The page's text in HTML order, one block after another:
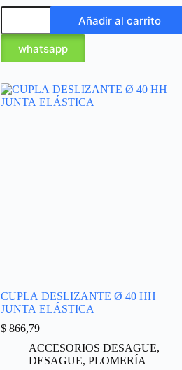
Añadir al carrito
whatsapp
CUPLA DESLIZANTE Ø 40 HH
JUNTA ELÁSTICA
$866,79
ACCESORIOS DESAGUE,
DESAGUE, PLOMERÍA